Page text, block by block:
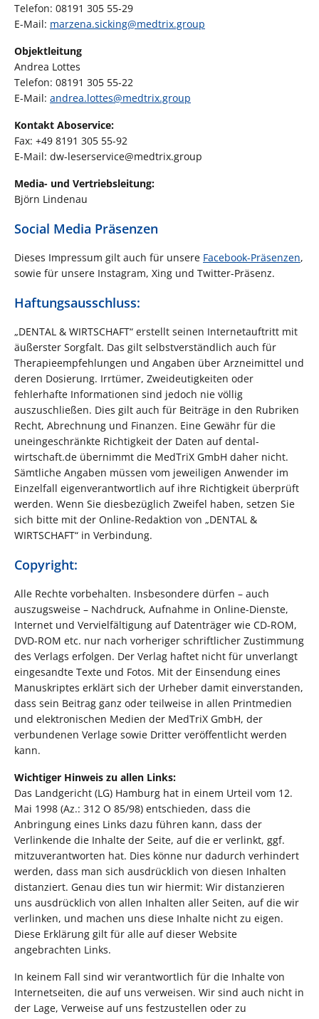
Telefon: 08191 305 55-29
E-Mail: marzena.sicking@medtrix.group
Objektleitung
Andrea Lottes
Telefon: 08191 305 55-22
E-Mail: andrea.lottes@medtrix.group
Kontakt Aboservice:
Fax: +49 8191 305 55-92
E-Mail: dw-leserservice@medtrix.group
Media- und Vertriebsleitung:
Björn Lindenau
Social Media Präsenzen
Dieses Impressum gilt auch für unsere Facebook-Präsenzen,
sowie für unsere Instagram, Xing und Twitter-Präsenz.
Haftungsausschluss:
„DENTAL & WIRTSCHAFT“ erstellt seinen Internetauftritt mit
äußerster Sorgfalt. Das gilt selbstverständlich auch für
Therapieempfehlungen und Angaben über Arzneimittel und
deren Dosierung. Irrtümer, Zweideutigkeiten oder
fehlerhafte Informationen sind jedoch nie völlig
auszuschließen. Dies gilt auch für Beiträge in den Rubriken
Recht, Abrechnung und Finanzen. Eine Gewähr für die
uneingeschränkte Richtigkeit der Daten auf dental-
wirtschaft.de übernimmt die MedTriX GmbH daher nicht.
Sämtliche Angaben müssen vom jeweiligen Anwender im
Einzelfall eigenverantwortlich auf ihre Richtigkeit überprüft
werden. Wenn Sie diesbezüglich Zweifel haben, setzen Sie
sich bitte mit der Online-Redaktion von „DENTAL &
WIRTSCHAFT“ in Verbindung.
Copyright:
Alle Rechte vorbehalten. Insbesondere dürfen – auch
auszugsweise – Nachdruck, Aufnahme in Online-Dienste,
Internet und Vervielfältigung auf Datenträger wie CD-ROM,
DVD-ROM etc. nur nach vorheriger schriftlicher Zustimmung
des Verlags erfolgen. Der Verlag haftet nicht für unverlangt
eingesandte Texte und Fotos. Mit der Einsendung eines
Manuskriptes erklärt sich der Urheber damit einverstanden,
dass sein Beitrag ganz oder teilweise in allen Printmedien
und elektronischen Medien der MedTriX GmbH, der
verbundenen Verlage sowie Dritter veröffentlicht werden
kann.
Wichtiger Hinweis zu allen Links:
Das Landgericht (LG) Hamburg hat in einem Urteil vom 12.
Mai 1998 (Az.: 312 O 85/98) entschieden, dass die
Anbringung eines Links dazu führen kann, dass der
Verlinkende die Inhalte der Seite, auf die er verlinkt, ggf.
mitzuverantworten hat. Dies könne nur dadurch verhindert
werden, dass man sich ausdrücklich von diesen Inhalten
distanziert. Genau dies tun wir hiermit: Wir distanzieren
uns ausdrücklich von allen Inhalten aller Seiten, auf die wir
verlinken, und machen uns diese Inhalte nicht zu eigen.
Diese Erklärung gilt für alle auf dieser Website
angebrachten Links.
In keinem Fall sind wir verantwortlich für die Inhalte von
Internetseiten, die auf uns verweisen. Wir sind auch nicht in
der Lage, Verweise auf uns festzustellen oder zu